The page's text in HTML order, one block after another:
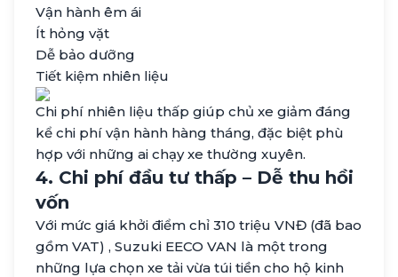
Vận hành êm ái
Ít hỏng vặt
Dễ bảo dưỡng
Tiết kiệm nhiên liệu
Chi phí nhiên liệu thấp giúp chủ xe giảm đáng
kể chi phí vận hành hàng tháng, đặc biệt phù
hợp với những ai chạy xe thường xuyên.
4. Chi phí đầu tư thấp – Dễ thu hồi
vốn
Với mức giá khởi điểm chỉ 310 triệu VNĐ (đã bao
gồm VAT) , Suzuki EECO VAN là một trong
những lựa chọn xe tải vừa túi tiền cho hộ kinh